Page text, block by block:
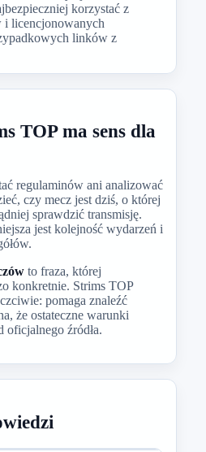
korzystać z
licencjonowanych
linków z
TOP ma sens dla
regulaminów ani analizować
czy mecz jest dziś, o której
sprawdzić transmisję.
jest kolejność wydarzeń i
to fraza, której
konkretnie. Strims TOP
pomaga znaleźć
że ostateczne warunki
oficjalnego źródła.